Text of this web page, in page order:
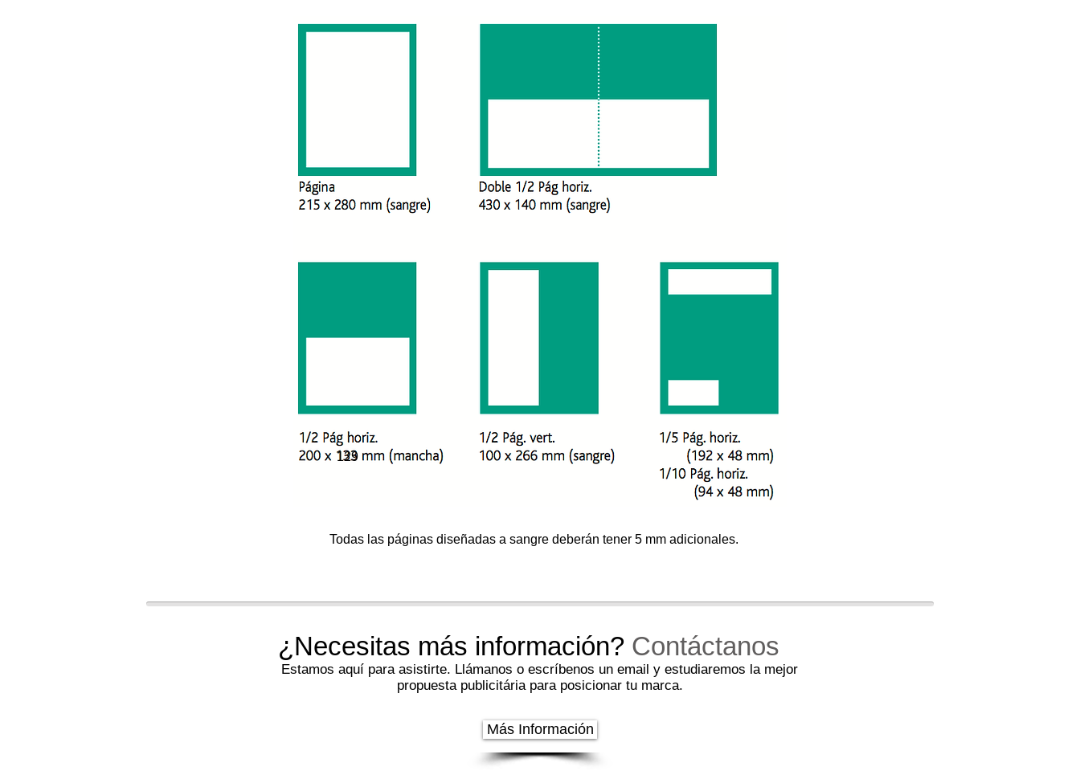
129
Todas las páginas diseñadas a sangre deberán tener 5 mm adicionales.
¿Necesitas más información? Contáctanos
Estamos aquí para asistirte. Llámanos o escríbenos un email y estudiaremos la mejor
propuesta publicitária para posicionar tu marca.
Más Información